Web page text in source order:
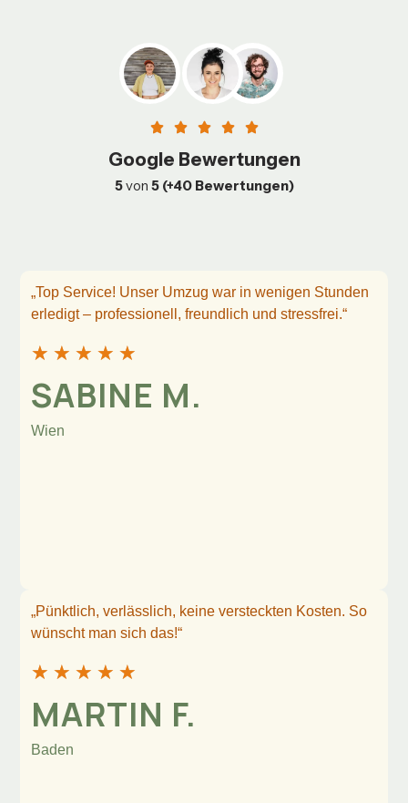
Google Bewertungen
5von 5 (+40 Bewertungen)
„Top Service! Unser Umzug war in wenigen Stunden
erledigt – professionell, freundlich und stressfrei.“
★ ★ ★ ★ ★
SABINE M.
Wien
„Pünktlich, verlässlich, keine versteckten Kosten. So
wünscht man sich das!“
★ ★ ★ ★ ★
MARTIN F.
Baden